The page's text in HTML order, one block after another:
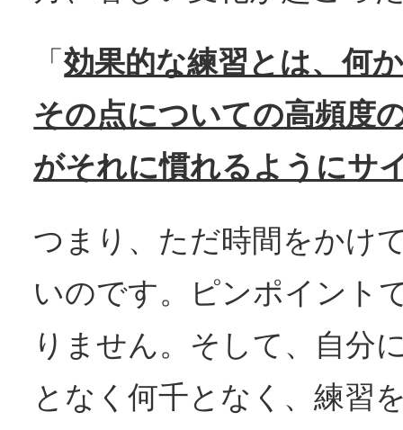
「効果的な練習とは、何
その点についての高頻度
がそれに慣れるようにサ
つまり、ただ時間をかけ
いのです。ピンポイント
りません。そして、自分
となく何千となく、練習